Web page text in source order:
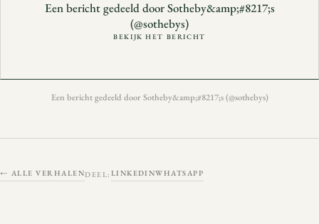
Een bericht gedeeld door Sotheby&amp;#8217;s
(@sothebys)
BEKIJK HET BERICHT
Een bericht gedeeld door Sotheby&amp;#8217;s (@sothebys)
← ALLE VERHALENDEEL: LINKEDINWHATSAPP